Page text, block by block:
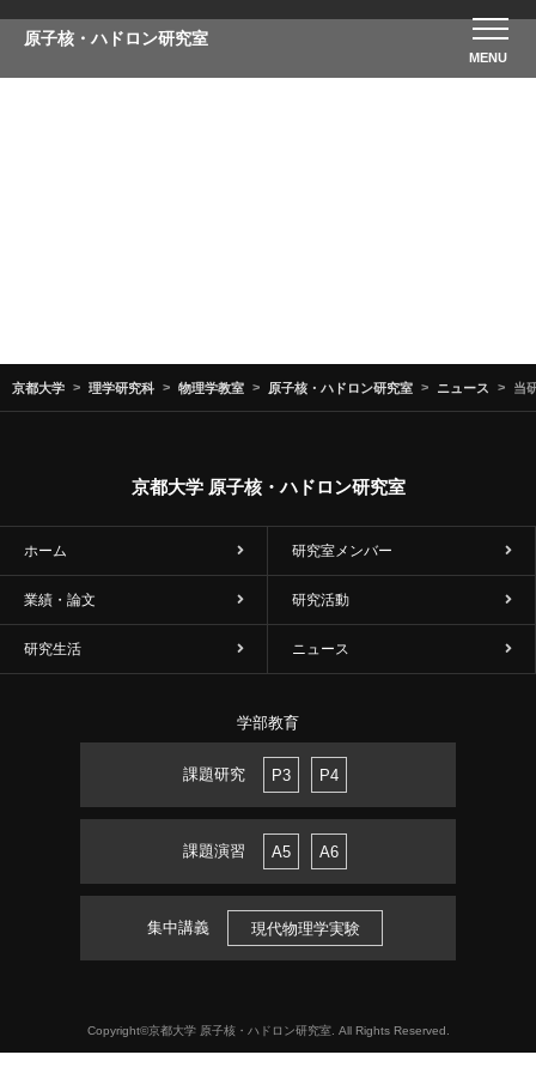
原子核・ハドロン研究室
京都大学 理学研究科 物理学教室 原子核・ハドロン研究室 ニュース 当
京都大学 原子核・ハドロン研究室
ホーム 研究室メンバー
業績・論文 研究活動
研究生活 ニュース
学部教育
課題研究 P3 P4
課題演習 A5 A6
集中講義 現代物理学実験
Copyright©京都大学 原子核・ハドロン研究室. All Rights Reserved.